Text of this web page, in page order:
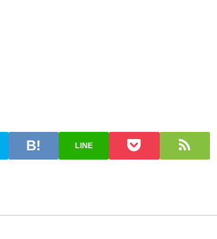
LINE